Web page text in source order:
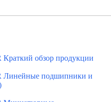
обзор продукции
Линейные подшипники и